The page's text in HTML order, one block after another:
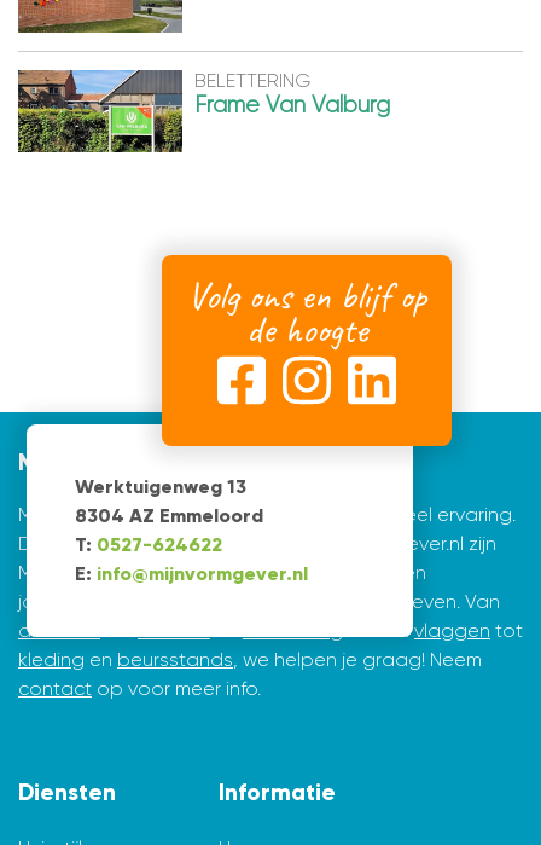
BELETTERING
Frame Van Valburg
Werktuigenweg 13
8304 AZ Emmeloord
T: 0527-624622
E: info@mijnvormgever.nl
Volg ons en blijf op
de hoogte
Mijnvormgever
Mijnvormgever.nl: een grafisch bedrijf met veel ervaring.
De creatieve ontwerpers achter Mijnvormgever.nl zijn
Marius de Vries en Erik Tijsma. Beiden hebben
jarenlange ervaring in ontwerpen en vormgeven. Van
drukwerk
en vanvlaggen tot
kleding en beursstands , we helpen je graag! Neem
contact op voor meer info.
Diensten Informatie